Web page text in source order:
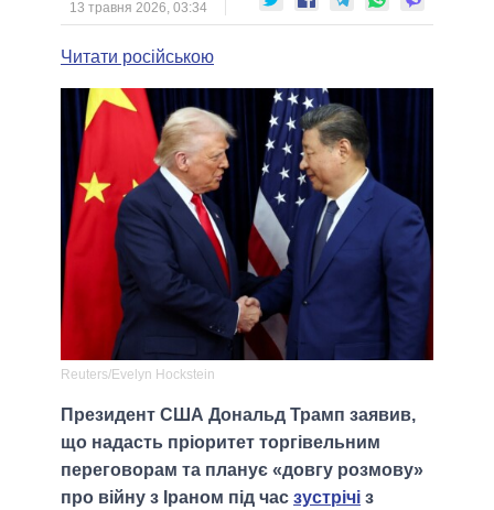
МЕРИ МІСТ
ВСІ ПЕРСОНИ
ПОРІВНЯННЯ ПОЛІТИКІВ
13 травня 2026, 03:34
Читати російською
Reuters/Evelyn Hockstein
Президент США Дональд Трамп заявив,
що надасть пріоритет торгівельним
переговорам та планує «довгу розмову»
про війну з Іраном під час зустрічі з